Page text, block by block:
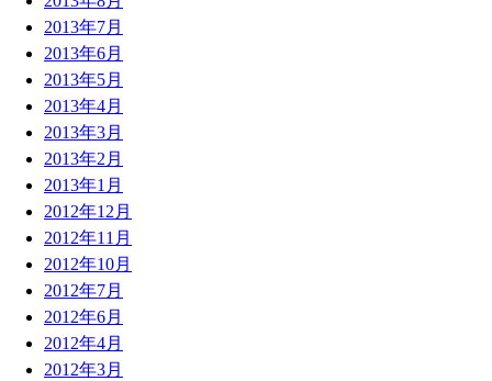
2013年7月
2013年6月
2013年5月
2013年4月
2013年3月
2013年2月
2013年1月
2012年12月
2012年11月
2012年10月
2012年7月
2012年6月
2012年4月
2012年3月